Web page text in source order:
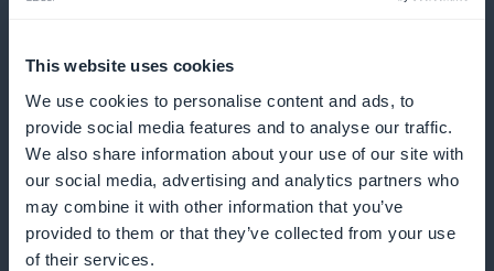
This website uses cookies
We use cookies to personalise content and ads, to
provide social media features and to analyse our traffic.
We also share information about your use of our site with
our social media, advertising and analytics partners who
may combine it with other information that you’ve
provided to them or that they’ve collected from your use
of their services.
Informate i vostri utenti delle nuove promozioni in
tempo reale per massimizzare l'interesse e le visite
Facile da condividere sui social network